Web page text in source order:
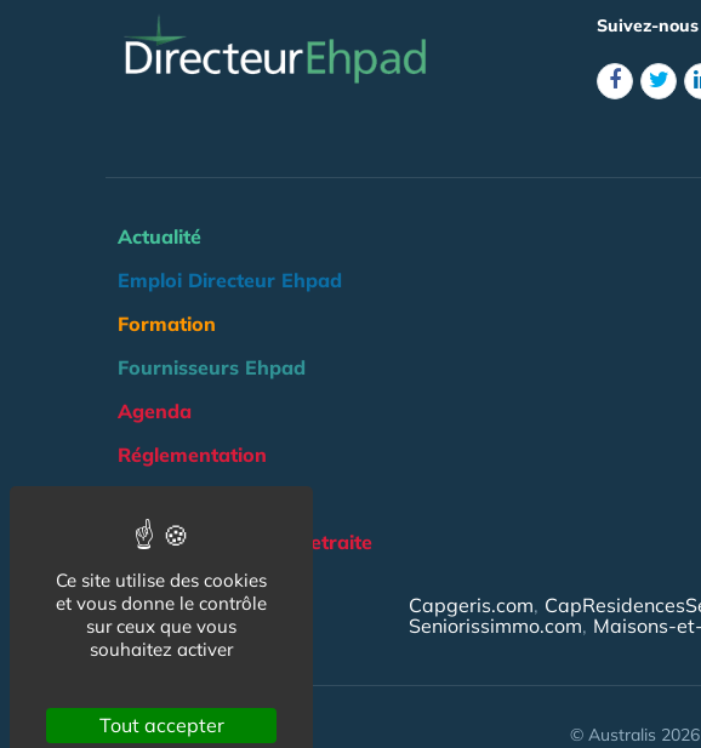
Suivez-nous
Actualité
Emploi Directeur Ehpad
Formation
Fournisseurs Ehpad
Agenda
Réglementation
Groupe Maison de Retraite
NOS AUTRES SITES :
Capgeris.com
Seniorissimmo.com Maisons-
© Australis
Ce site utilise des cookies
et vous donne le contrôle
sur ceux que vous
souhaitez activer
Tout accepter